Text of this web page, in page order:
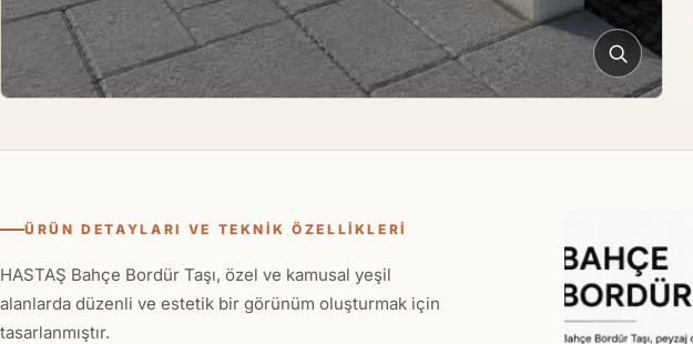
ÜRÜN DETAYLARI VE TEKNIK ÖZELLIKLERI
HASTAŞ Bahçe Bordür Taşı, özel ve kamusal yeşil
alanlarda düzenli ve estetik bir görünüm oluşturmak için
tasarlanmıştır.